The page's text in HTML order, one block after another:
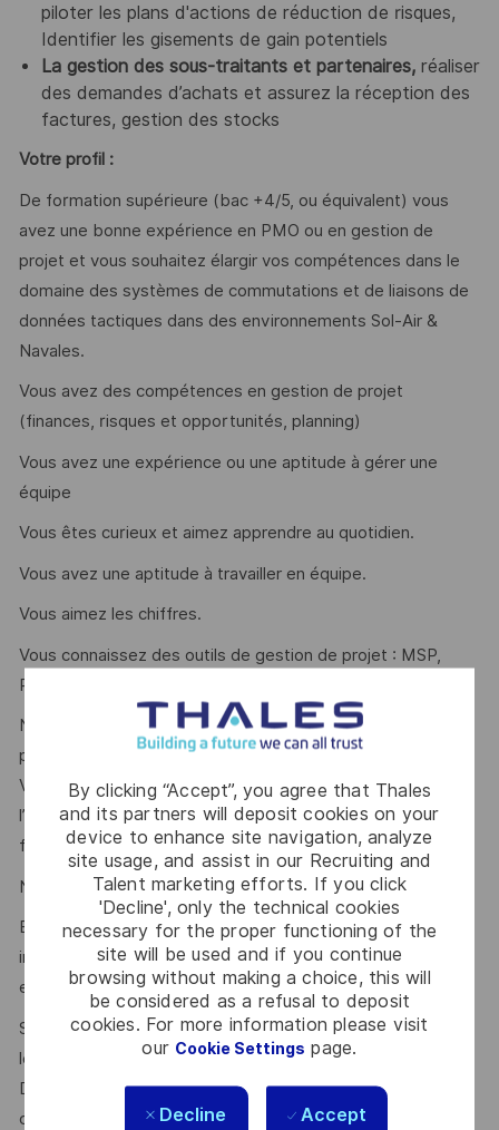
By clicking “Accept”, you agree that Thales
and its partners will deposit cookies on your
device to enhance site navigation, analyze
site usage, and assist in our Recruiting and
Talent marketing efforts. If you click
'Decline', only the technical cookies
necessary for the proper functioning of the
site will be used and if you continue
browsing without making a choice, this will
be considered as a refusal to deposit
cookies. For more information please visit
our Cookie Settings page.
Decline Accept
piloter les plans d'actions de réduction de risques,
Identifier les gisements de gain potentiels
La gestion des sous-traitants et partenaires, réaliser
des demandes d’achats et assurez la réception des
factures, gestion des stocks
Votre profil :
De formation supérieure (bac +4/5, ou équivalent) vous
avez une bonne expérience en PMO ou en gestion de
projet et vous souhaitez élargir vos compétences dans le
domaine des systèmes de commutations et de liaisons de
données tactiques dans des environnements Sol-Air &
Navales.
Vous avez des compétences en gestion de projet
(finances, risques et opportunités, planning)
Vous avez une expérience ou une aptitude à gérer une
équipe
Vous êtes curieux et aimez apprendre au quotidien.
Vous avez une aptitude à travailler en équipe.
Vous aimez les chiffres.
Vous connaissez des outils de gestion de projet : MSP,
Primavera, GIRO
Nous sommes convaincus que l’équilibre entre vie
professionnelle et personnelle est un gage d’efficacité.
Vous intégrerez ainsi une équipe engagée et solidaire dont
l’organisation du travail se base sur la confiance et la
flexibilité.
Notre accueil se veut chaleureux et bienveillant.
Et comme la technique ne fait pas tout, ce qui nous
intéresse, c'est avant tout votre potentiel, votre
engagement, votre énergie et votre soif d’apprendre.
Si votre profil ne correspond pas à 100 %, pas d’inquiétude,
les parcours atypiques sont également les bienvenus !
Dites-nous simplement pourquoi vous êtes le/la
candidat(e) idéal(e) pour ce poste.